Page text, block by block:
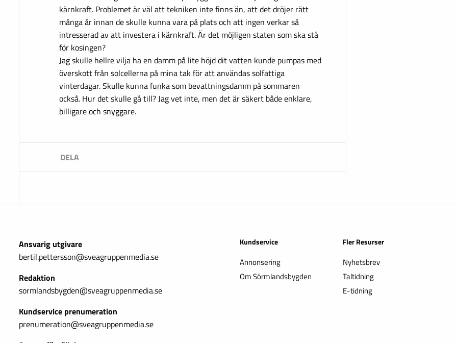
kärnkraft. Problemet är väl att tekniken inte finns än, att det dröjer rätt
många år innan de skulle kunna vara på plats och att ingen verkar så
intresserad av att investera i kärnkraft. Är det möjligen staten som ska stå
för kosingen?
Jag skulle hellre vilja ha en damm på lite höjd dit vatten kunde pumpas med
överskott från solcellerna på mina tak för att användas solfattiga
vinterdagar. Skulle kunna funka som bevattningsdamm på sommaren
också. Hur det skulle gå till? Jag vet inte, men det är säkert både enklare,
billigare och snyggare.
Ansvarig utgivare
bertil.pettersson@sveagruppenmedia.se
Redaktion
sormlandsbygden@sveagruppenmedia.se
Kundservice prenumeration
prenumeration@sveagruppenmedia.se
Kundservice
Annonsering
Om Sörmlandsbygden
Fler Resurser
Nyhetsbrev
Taltidning
E-tidning